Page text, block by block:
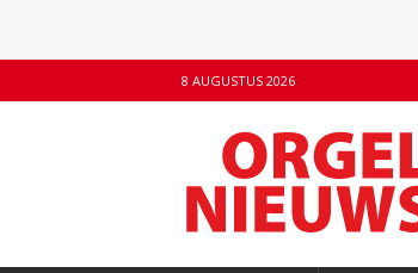
8 AUGUSTUS 2026